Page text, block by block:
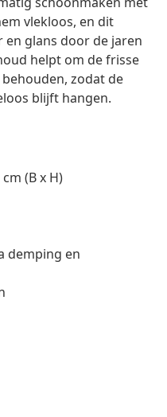
vlekloos, en dit
glans door de jaren
helpt om de frisse
zodat de
blijft hangen.
(B x H)
demping en